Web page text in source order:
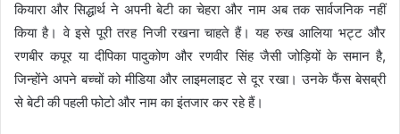
कियारा और सिद्धार्थ ने अपनी बेटी का चेहरा और नाम अब तक सार्वजनिक नहीं
किया है। वे इसे पूरी तरह निजी रखना चाहते हैं। यह रुख आलिया भट्ट और
रणबीर कपूर या दीपिका पादुकोण और रणवीर सिंह जैसी जोड़ियों के समान है,
जिन्होंने अपने बच्चों को मीडिया और लाइमलाइट से दूर रखा। उनके फैंस बेसब्री
से बेटी की पहली फोटो और नाम का इंतजार कर रहे हैं।